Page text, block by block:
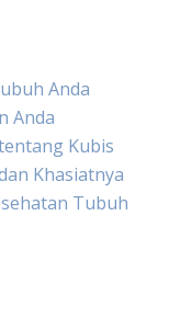
Anda
Anda
Kubis
Khasiatnya
Tubuh